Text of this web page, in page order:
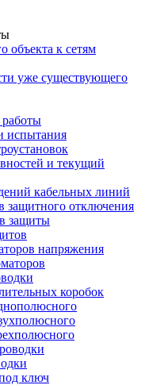
объекта к сетям
уже существующего
испытания
и текущий
кабельных линий
защитного отключения
защиты
напряжения
коробок
ключ